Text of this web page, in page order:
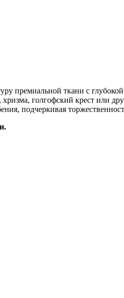
премиальной ткани с
голгофский крест или
подчеркивая